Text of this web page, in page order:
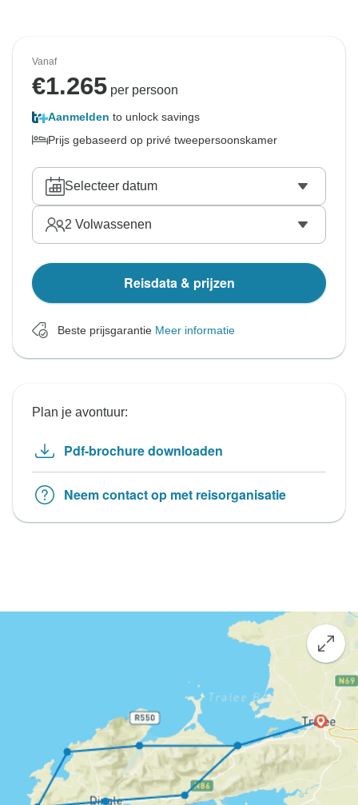
Vanaf
€1.265 per persoon
Aanmelden to unlock savings
Prijs gebaseerd op privé tweepersoonskamer
Selecteer datum
2 Volwassenen
Reisdata & prijzen
Beste prijsgarantie Meer informatie
Plan je avontuur:
Pdf-brochure downloaden
Neem contact op met reisorganisatie